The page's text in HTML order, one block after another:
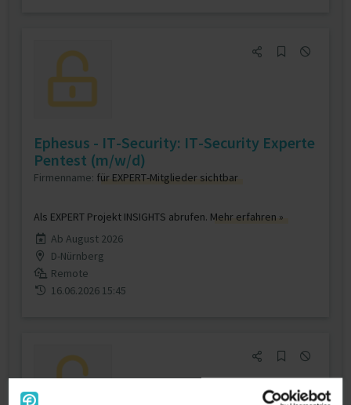
Ephesus - IT-Security: IT-Security Experte
Pentest (m/w/d)
Firmenname: für EXPERT-Mitglieder sichtbar
Als EXPERT Projekt INSIGHTS abrufen. Mehr erfahren »
Ab August 2026
D-Nürnberg
Remote
16.06.2026 15:45